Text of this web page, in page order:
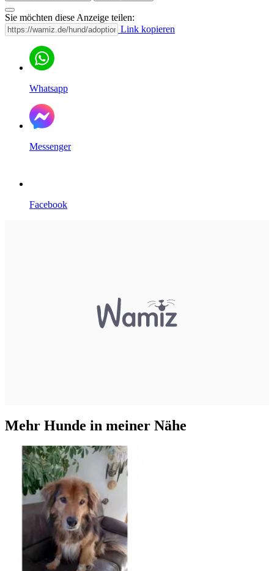
Sie möchten diese Anzeige teilen:
Link kopieren
Whatsapp
Messenger
Facebook
Mehr Hunde in meiner Nähe